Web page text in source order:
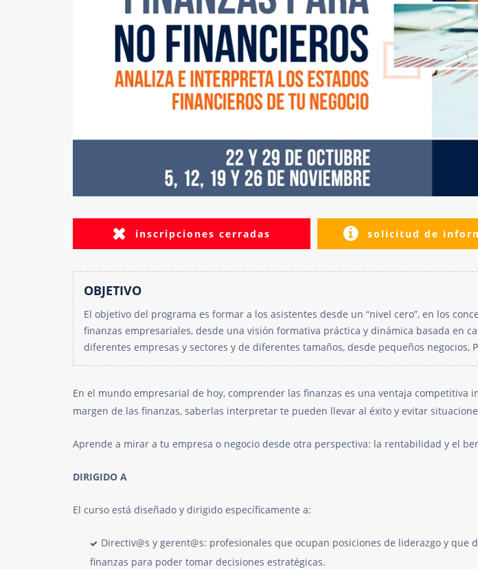
inscripciones cerradas solicitud de
OBJETIVO
El objetivo del programa es formar a los asistentes desde un “nivel cero”, en los
finanzas empresariales, desde una visión formativa práctica y dinámica basada en
diferentes empresas y sectores y de diferentes tamaños, desde pequeños negocios,
En el mundo empresarial de hoy, comprender las finanzas es una ventaja competitiva
margen de las finanzas, saberlas interpretar te pueden llevar al éxito y evitar
Aprende a mirar a tu empresa o negocio desde otra perspectiva: la rentabilidad y el
DIRIGIDO A
El curso está diseñado y dirigido específicamente a:
Directiv@s y gerent@s: profesionales que ocupan posiciones de liderazgo y que
finanzas para poder tomar decisiones estratégicas.